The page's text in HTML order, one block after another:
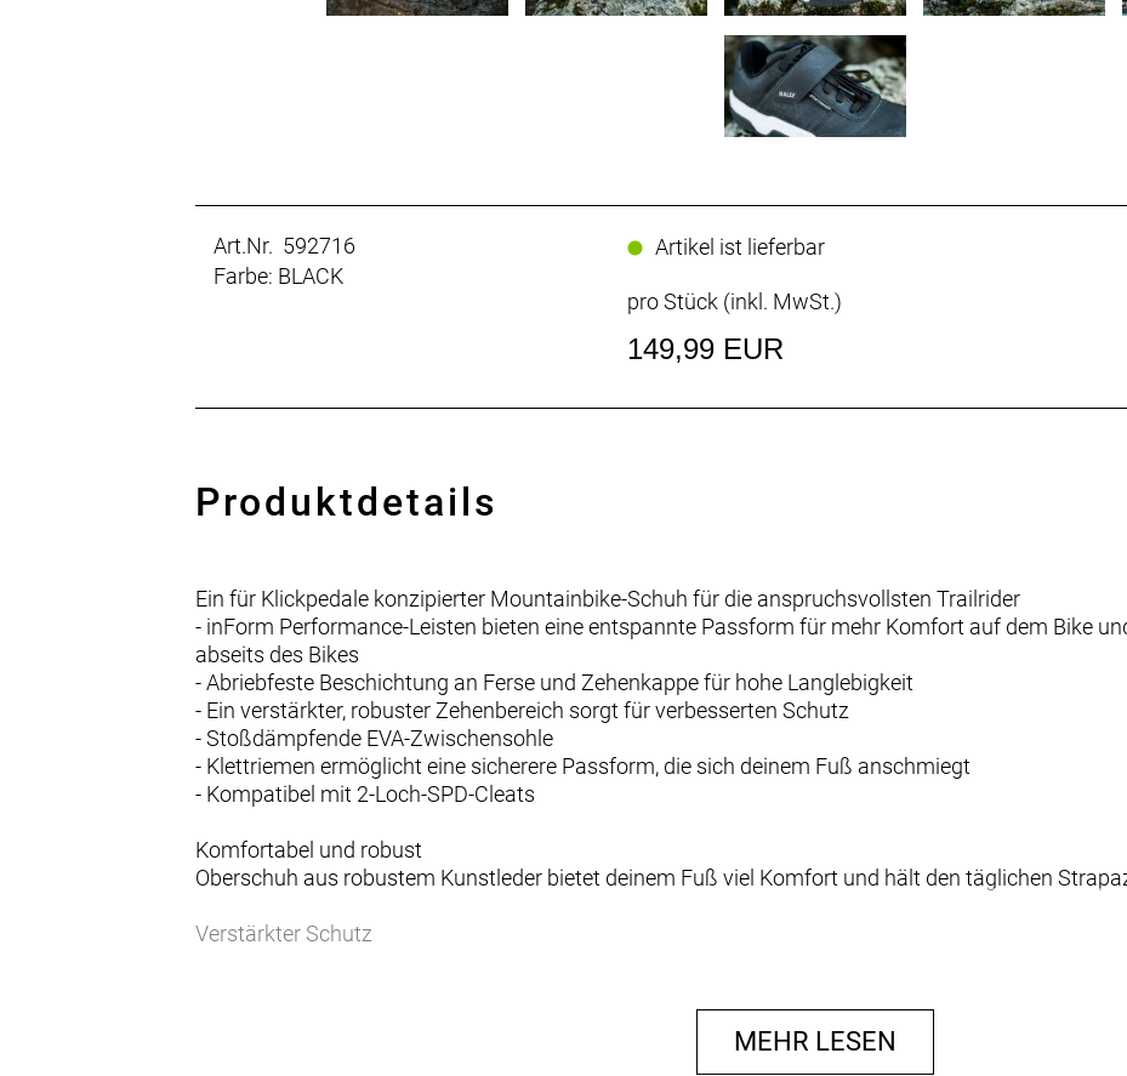
Art.Nr. 592716
Farbe: BLACK
Artikel ist lieferbar
pro Stück (inkl. MwSt.)
149,99 EUR
Produktdetails
Ein für Klickpedale konzipierter Mountainbike-Schuh für die anspruchsvollsten Trailrider
- inForm Performance-Leisten bieten eine entspannte Passform für mehr Komfort auf dem Bike
abseits des Bikes
- Abriebfeste Beschichtung an Ferse und Zehenkappe für hohe Langlebigkeit
- Ein verstärkter, robuster Zehenbereich sorgt für verbesserten Schutz
- Stoßdämpfende EVA-Zwischensohle
- Klettriemen ermöglicht eine sicherere Passform, die sich deinem Fuß anschmiegt
- Kompatibel mit 2-Loch-SPD-Cleats
Komfortabel und robust
Oberschuh aus robustem Kunstleder bietet deinem Fuß viel Komfort und hält den täglichen
Verstärkter Schutz
MEHR LESEN